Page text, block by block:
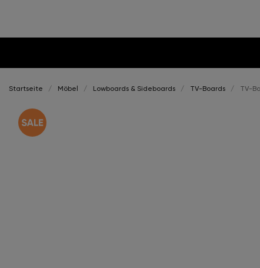
Startseite Möbel Lowboards & Sideboards TV-Boards TV-